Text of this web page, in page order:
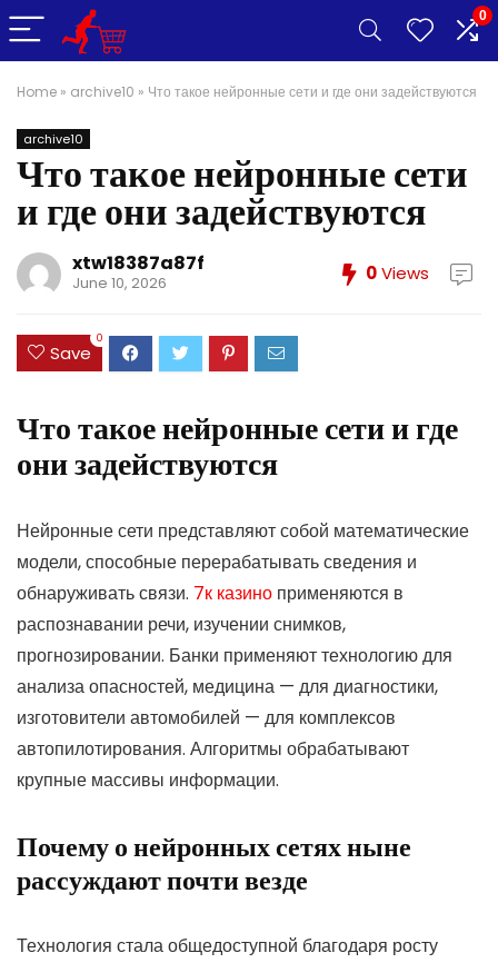
0
Home » archive10 » Что такое нейронные сети и где они задействуются
archive10
Что такое нейронные сети
и где они задействуются
xtw18387a87f
June 10, 2026 0Views
Save
0
Что такое нейронные сети и где
они задействуются
Нейронные сети представляют собой математические
модели, способные перерабатывать сведения и
обнаруживать связи. 7к казино применяются в
распознавании речи, изучении снимков,
прогнозировании. Банки применяют технологию для
анализа опасностей, медицина — для диагностики,
изготовители автомобилей — для комплексов
автопилотирования. Алгоритмы обрабатывают
крупные массивы информации.
Почему о нейронных сетях ныне
рассуждают почти везде
Технология стала общедоступной благодаря росту